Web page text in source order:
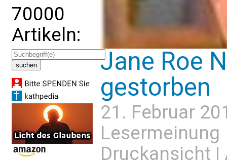
70000
Artikeln:
Jane
gestorben
21. Februar
Lesermeinung
Druckansicht |